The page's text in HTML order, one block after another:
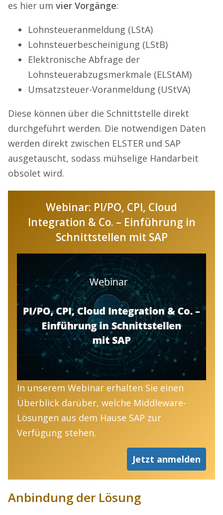
es hier um vier Vorgänge:
Lohnsteueranmeldung (LStA)
Lohnsteuerbescheinigung (LStB)
Elektronische Abfrage der
Lohnsteuerabzugsmerkmale (ELStAM)
Umsatzsteuer-Voranmeldung (UStVA)
Diese können über die Schnittstelle direkt
durchgeführt werden. Die notwendigen Daten
werden direkt zwischen ELSTER und SAP
ausgetauscht, sodass mühselige Handarbeit
obsolet wird.
Webinar: PI/PO, CPI, Cloud
Integration & Co. – Einführung in
Schnittstellen mit SAP
In unserem Webinar erhalten Sie einen
Überblick darüber, welche Middleware-
Lösungen aus dem Hause SAP zur
Verfügung stehen.
Jetzt anmelden
Anbindung der Lösung